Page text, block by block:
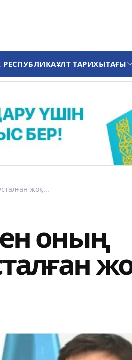
РЕСПУБЛИКАҰЛТ ТАРИХЫТАҒЫ
жоқ...
оның